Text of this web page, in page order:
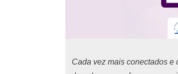
Cada vez mais conectados